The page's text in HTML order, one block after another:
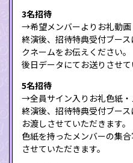
3名招待
→希望メンバーよりお礼動画
終演後、招待特典受付ブー
クネームをお伝えください。
後日データにてお送りさせて
5名招待
→全員サイン入りお礼色紙・
終演後、招待特典受付ブー
お渡しさせていただきます。
色紙を持ったメンバーの集
させていただきます。